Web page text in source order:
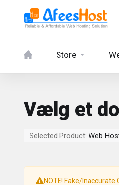
Store
Vælg et
Selected Product: Web
NOTE! Fake/